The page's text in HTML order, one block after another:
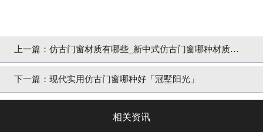
上一篇： 仿古门窗材质有哪些_新中式仿古门窗哪种材质好
「冠墅阳光」
下一篇： 现代实用仿古门窗哪种好「冠墅阳光」
相关资讯